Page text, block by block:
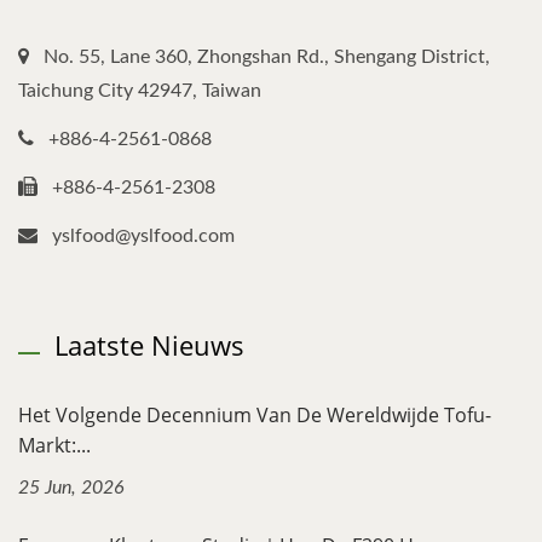
No. 55, Lane 360, Zhongshan Rd., Shengang District,
Taichung City 42947, Taiwan
+886-4-2561-0868
+886-4-2561-2308
yslfood@yslfood.com
Laatste Nieuws
Het Volgende Decennium Van De Wereldwijde Tofu-
Markt:...
25 Jun, 2026